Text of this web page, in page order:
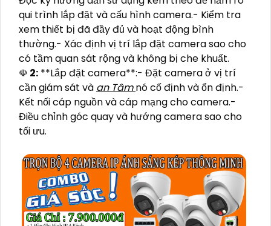
qui trình lắp đặt và cấu hình camera.- Kiểm tra
xem thiết bị đã đầy đủ và hoạt động bình
thường.- Xác định vị trí lắp đặt camera sao cho
có tầm quan sát rộng và không bị che khuất.
☫ 2: **Lắp đặt camera**:- Đặt camera ở vị trí
cần giám sát và an Tâmnó cố định và ổn định.-
Kết nối cáp nguồn và cáp mạng cho camera.-
Điều chỉnh góc quay và hướng camera sao cho
tối ưu.